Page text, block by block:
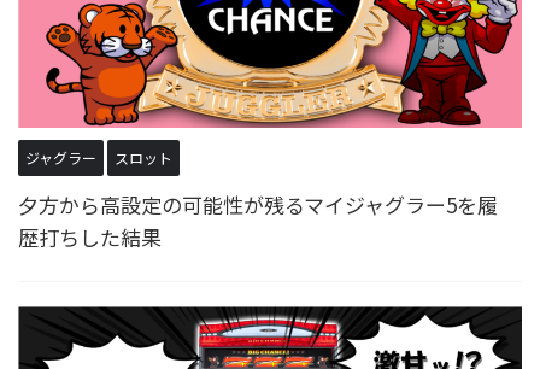
ジャグラー スロット
夕方から高設定の可能性が残るマイジャグラー5を履
歴打ちした結果